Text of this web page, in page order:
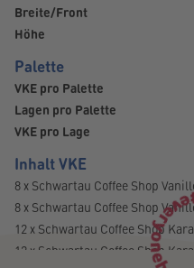
Breite/Front
Höhe
Palette
VKE pro Palette
Lagen pro Palette
VKE pro Lage
Inhalt VKE
8 x Schwartau Coffee Shop
8 x Schwartau Coffee Shop
12 x Schwartau Coffee Shop
12 x Schwartau Coffee Shop